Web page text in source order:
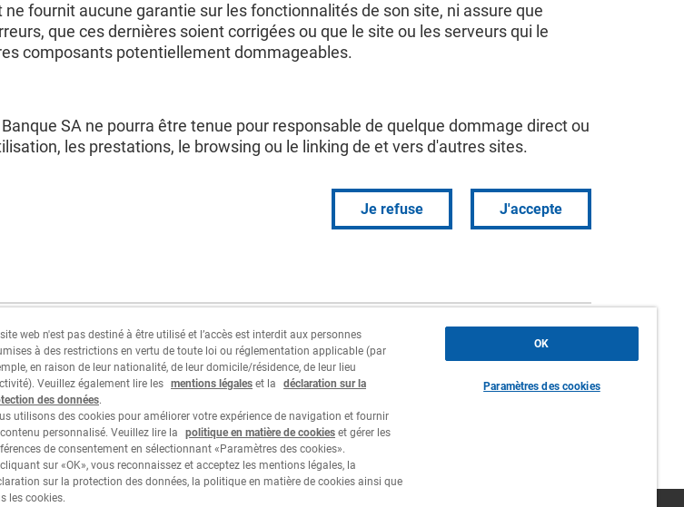
fournit aucune garantie sur les fonctionnalités de son site, ni assure que
que ces dernières soient corrigées ou que le site ou les serveurs qui le
composants potentiellement dommageables.
SA ne pourra être tenue pour responsable de quelque dommage direct ou
les prestations, le browsing ou le linking de et vers d'autres sites.
J'accepte
Je refuse
Cornèr Group
Cornèrcard
Cornèrtrader
Siège social, succursales et
agences
Travailler chez nous
web n'est pas destiné à être utilisé et l’accès est interdit aux personnes
à des restrictions en vertu de toute loi ou réglementation applicable (par
en raison de leur nationalité, de leur domicile/résidence, de leur lieu
Veuillez également lire les mentions légales et la
déclaration sur la
des données.
utilisons des cookies pour améliorer votre expérience de navigation et fournir
personnalisé. Veuillez lire la
politique en matière de cookies et gérer les
de consentement en sélectionnant «Paramètres des cookies».
cliquant sur «OK», vous reconnaissez et acceptez les mentions légales, la
sur la protection des données, la politique en matière de cookies ainsi que
les cookies.
OK
Paramètres des cookies